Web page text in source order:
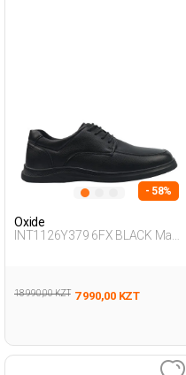
- 58%
Oxide
INT1126Y379 6FX BLACK Man
18 990,00 KZT 7 990,00 KZT